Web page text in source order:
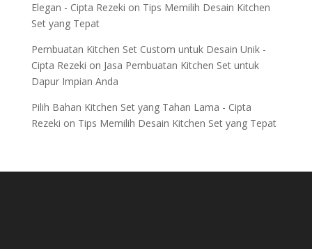
Elegan - Cipta Rezeki on Tips Memilih Desain Kitchen
Set yang Tepat
Pembuatan Kitchen Set Custom untuk Desain Unik -
Cipta Rezeki on Jasa Pembuatan Kitchen Set untuk
Dapur Impian Anda
Pilih Bahan Kitchen Set yang Tahan Lama - Cipta
Rezeki on Tips Memilih Desain Kitchen Set yang Tepat